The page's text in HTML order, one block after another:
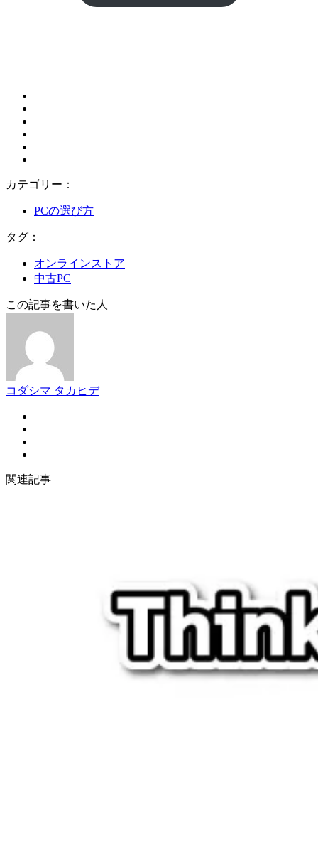
カテゴリー：
PCの選び方
タグ：
オンラインストア
中古PC
この記事を書いた人
コダシマ タカヒデ
関連記事